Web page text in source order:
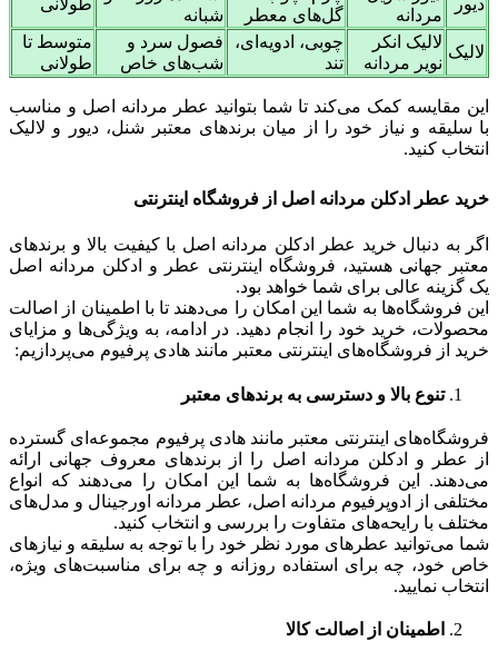
دیور
مردانه
گل‌های معطر
شبانه
طولانی
لالیک
لالیک انکر
نویر مردانه
چوبی، ادویه‌ای،
تند
فصول سرد و
شب‌های خاص
متوسط تا
طولانی
این مقایسه کمک می‌کند تا شما بتوانید عطر مردانه اصل و مناسب
با سلیقه و نیاز خود را از میان برندهای معتبر شنل، دیور و لالیک
انتخاب کنید.
خرید عطر ادکلن مردانه اصل از فروشگاه اینترنتی
اگر به دنبال خرید عطر ادکلن مردانه اصل با کیفیت بالا و برندهای
معتبر جهانی هستید، فروشگاه اینترنتی عطر و ادکلن مردانه اصل
یک گزینه عالی برای شما خواهد بود.
این فروشگاه‌ها به شما این امکان را می‌دهند تا با اطمینان از اصالت
محصولات، خرید خود را انجام دهید. در ادامه، به ویژگی‌ها و مزایای
خرید از فروشگاه‌های اینترنتی معتبر مانند هادی پرفیوم می‌پردازیم:
تنوع بالا و دسترسی به برندهای معتبر
فروشگاه‌های اینترنتی معتبر مانند هادی پرفیوم مجموعه‌ای گسترده
از عطر و ادکلن مردانه اصل را از برندهای معروف جهانی ارائه
می‌دهند. این فروشگاه‌ها به شما این امکان را می‌دهند که انواع
مختلفی از ادوپرفیوم مردانه اصل، عطر مردانه اورجینال و مدل‌های
مختلف با رایحه‌های متفاوت را بررسی و انتخاب کنید.
شما می‌توانید عطرهای مورد نظر خود را با توجه به سلیقه و نیازهای
خاص خود، چه برای استفاده روزانه و چه برای مناسبت‌های ویژه،
انتخاب نمایید.
اطمینان از اصالت کالا